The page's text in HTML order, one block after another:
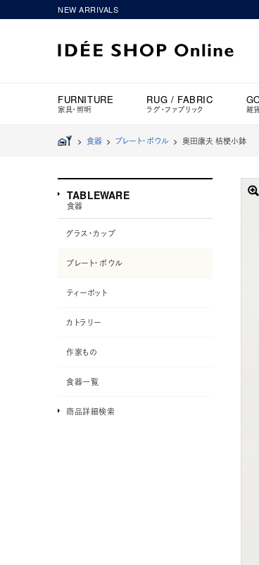
NEW ARRIVALS
FURNITURE
家具・照明
RUG / FABRIC
ラグ・ファブリック 雑
> 食器> プレート・ボウル > 奥田康夫 桔梗小鉢
TABLEWARE
食器
グラス・カップ
プレート・ボウル
ティーポット
カトラリー
作家もの
食器一覧
商品詳細検索